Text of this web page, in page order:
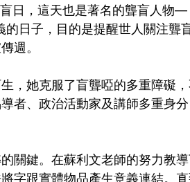
日，這天也是著名的聾盲人物—
的日子，目的是提醒世人關注聾
週。
，她克服了盲聾啞的多重障礙
者、政治活動家及講師多重身
關鍵。在蘇利文老師的努力教
字跟實體物品產生意義連結。